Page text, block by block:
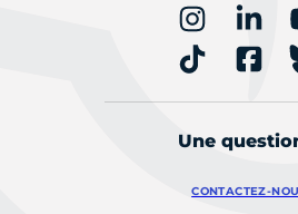
Une
CONTACTEZ-